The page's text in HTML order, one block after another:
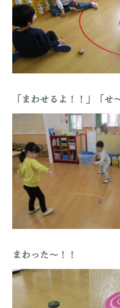
「まわせるよ！！」「せ
まわった～！！